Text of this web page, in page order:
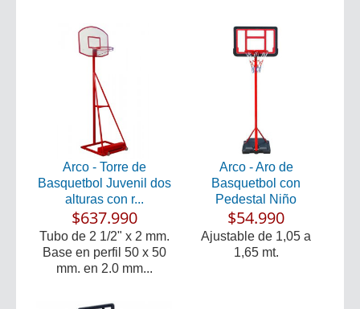
Arco - Torre de
Basquetbol Juvenil dos
alturas con r...
$637.990
Tubo de 2 1/2" x 2 mm.
Base en perfil 50 x 50
mm. en 2.0 mm...
Arco - Aro de
Basquetbol con
Pedestal Niño
$54.990
Ajustable de 1,05 a
1,65 mt.